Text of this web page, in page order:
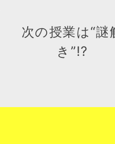
次の授業は“謎
き”!?